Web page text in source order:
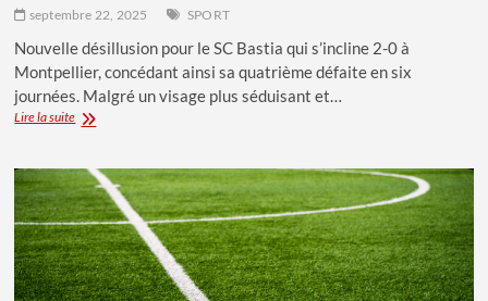
septembre 22, 2025 SPORT
Nouvelle désillusion pour le SC Bastia qui s’incline 2-0 à
Montpellier, concédant ainsi sa quatrième défaite en six
journées. Malgré un visage plus séduisant et…
Lire la suiteLIGUE
LE
SC
BASTIA
RESTE
AU
FOND
DU